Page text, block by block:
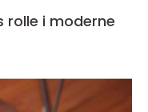
rolle i moderne